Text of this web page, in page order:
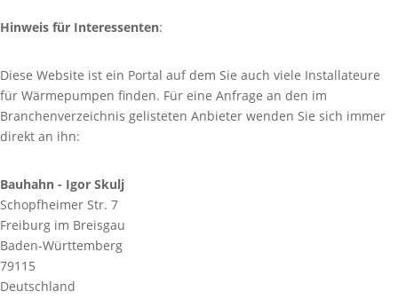
Hinweis für Interessenten:
Diese Website ist ein Portal auf dem Sie auch viele Installateure
für Wärmepumpen finden. Für eine Anfrage an den im
Branchenverzeichnis gelisteten Anbieter wenden Sie sich immer
direkt an ihn:
Bauhahn - Igor Skulj
Schopfheimer Str. 7
Freiburg im Breisgau
Baden-Württemberg
79115
Deutschland